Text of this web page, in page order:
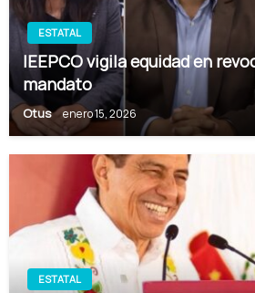
ESTATAL
IEEPCO vigila equidad en
mandato
Otus enero 15, 2026
ESTATAL